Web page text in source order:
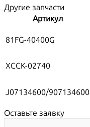
Другие запчасти
Артикул
81FG-40400G
XCCK-02740
J07134600/907134600
Оставьте заявку